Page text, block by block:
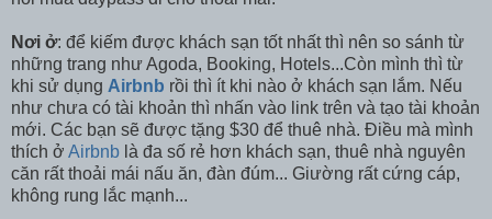
Nơi ở: để kiếm được khách sạn tốt nhất thì nên so sánh từ
những trang như Agoda, Booking, Hotels...Còn mình thì từ
khi sử dụng Airbnb rồi thì ít khi nào ở khách sạn lắm. Nếu
như chưa có tài khoản thì nhấn vào link trên và tạo tài khoản
mới. Các bạn sẽ được tặng $30 để thuê nhà. Điều mà mình
thích ở Airbnb là đa số rẻ hơn khách sạn, thuê nhà nguyên
căn rất thoải mái nấu ăn, đàn đúm... Giường rất cứng cáp,
không rung lắc mạnh...